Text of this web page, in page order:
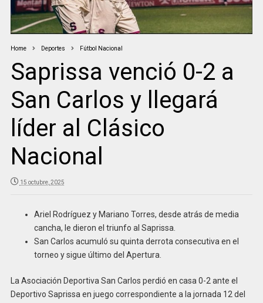
Home Deportes Fútbol Nacional
Saprissa venció 0-2 a
San Carlos y llegará
líder al Clásico
Nacional
15 octubre, 2025
Ariel Rodríguez y Mariano Torres, desde atrás de media
cancha, le dieron el triunfo al Saprissa.
San Carlos acumuló su quinta derrota consecutiva en el
torneo y sigue último del Apertura.
La Asociación Deportiva San Carlos perdió en casa 0-2 ante el
Deportivo Saprissa en juego correspondiente a la jornada 12 del